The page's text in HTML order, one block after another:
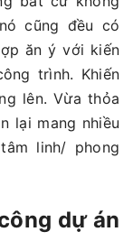
cũng đều có
ăn ý với kiến
trình. Khiến
lên. Vừa thỏa
lại mang nhiều
linh/ phong
dự án